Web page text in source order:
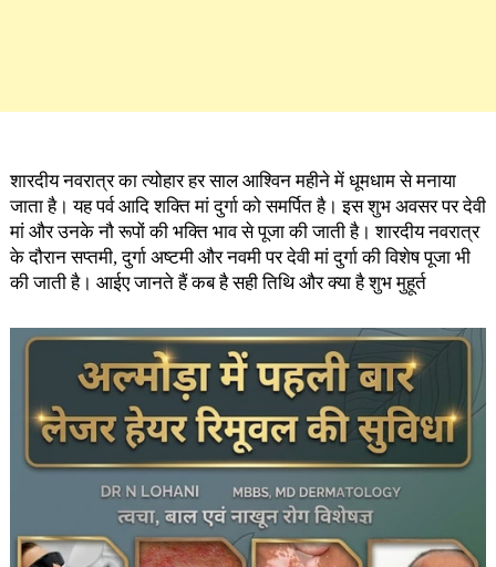
शारदीय नवरात्र का त्योहार हर साल आश्विन महीने में धूमधाम से मनाया
जाता है। यह पर्व आदि शक्ति मां दुर्गा को समर्पित है। इस शुभ अवसर पर देवी
मां और उनके नौ रूपों की भक्ति भाव से पूजा की जाती है। शारदीय नवरात्र
के दौरान सप्तमी, दुर्गा अष्टमी और नवमी पर देवी मां दुर्गा की विशेष पूजा भी
की जाती है। आईए जानते हैं कब है सही तिथि और क्या है शुभ मुहूर्त